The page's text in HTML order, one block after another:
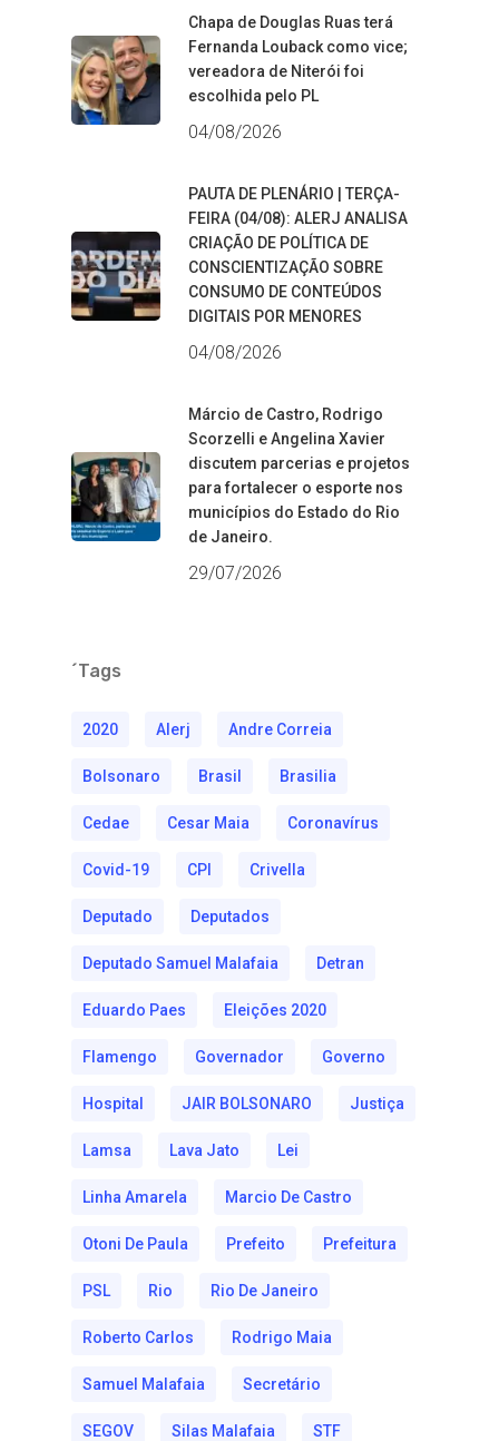
Chapa de Douglas Ruas terá
Fernanda Louback como vice;
vereadora de Niterói foi
escolhida pelo PL
04/08/2026
PAUTA DE PLENÁRIO | TERÇA-
FEIRA (04/08): ALERJ ANALISA
CRIAÇÃO DE POLÍTICA DE
CONSCIENTIZAÇÃO SOBRE
CONSUMO DE CONTEÚDOS
DIGITAIS POR MENORES
04/08/2026
Márcio de Castro, Rodrigo
Scorzelli e Angelina Xavier
discutem parcerias e projetos
para fortalecer o esporte nos
municípios do Estado do Rio
de Janeiro.
29/07/2026
´Tags
2020 Alerj Andre Correia
Bolsonaro Brasil Brasilia
Cedae Cesar Maia Coronavírus
Covid-19 CPI Crivella
Deputado Deputados
Deputado Samuel Malafaia Detran
Eduardo Paes Eleições 2020
Flamengo Governador Governo
Hospital JAIR BOLSONARO Justiça
Lamsa Lava Jato Lei
Linha Amarela Marcio De Castro
Otoni De Paula Prefeito Prefeitura
PSL Rio Rio De Janeiro
Roberto Carlos Rodrigo Maia
Samuel Malafaia Secretário
SEGOV Silas Malafaia STF